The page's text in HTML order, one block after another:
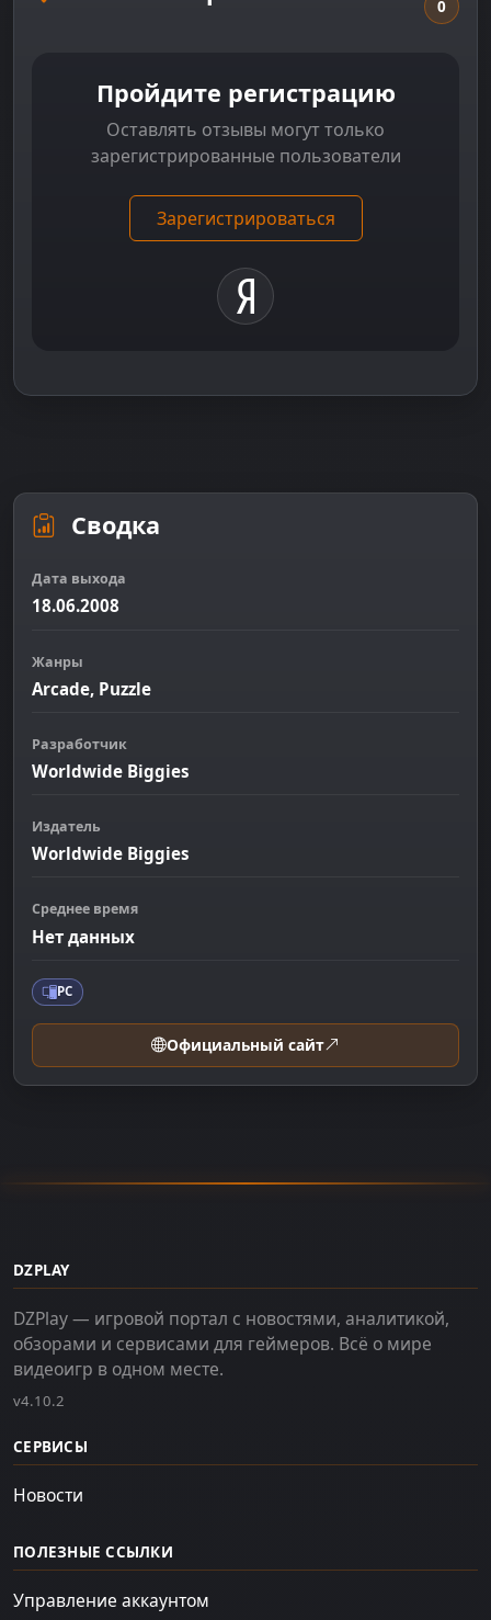
0
Пройдите регистрацию
Оставлять отзывы могут только
зарегистрированные пользователи
Зарегистрироваться
Сводка
Дата выхода
18.06.2008
Жанры
Arcade, Puzzle
Разработчик
Worldwide Biggies
Издатель
Worldwide Biggies
Среднее время
Нет данных
PC
Официальный сайт
DZPLAY
DZPlay — игровой портал с новостями, аналитикой,
обзорами и сервисами для геймеров. Всё о мире
видеоигр в одном месте.
v4.10.2
СЕРВИСЫ
Новости
ПОЛЕЗНЫЕ ССЫЛКИ
Управление аккаунтом